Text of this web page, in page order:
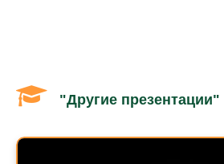
"Другие презентации" - Школьное